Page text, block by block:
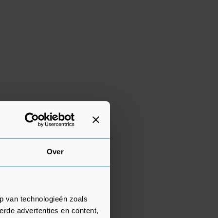
Over
van technologieën zoals
advertenties en content,